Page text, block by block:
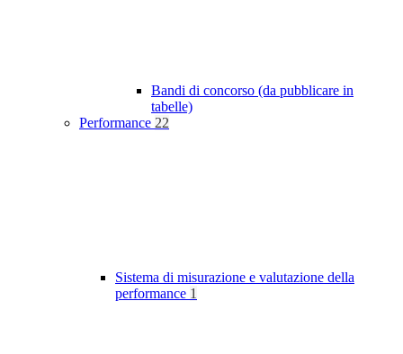
Bandi di concorso (da pubblicare in
tabelle)
Performance 22
Sistema di misurazione e valutazione della
performance 1